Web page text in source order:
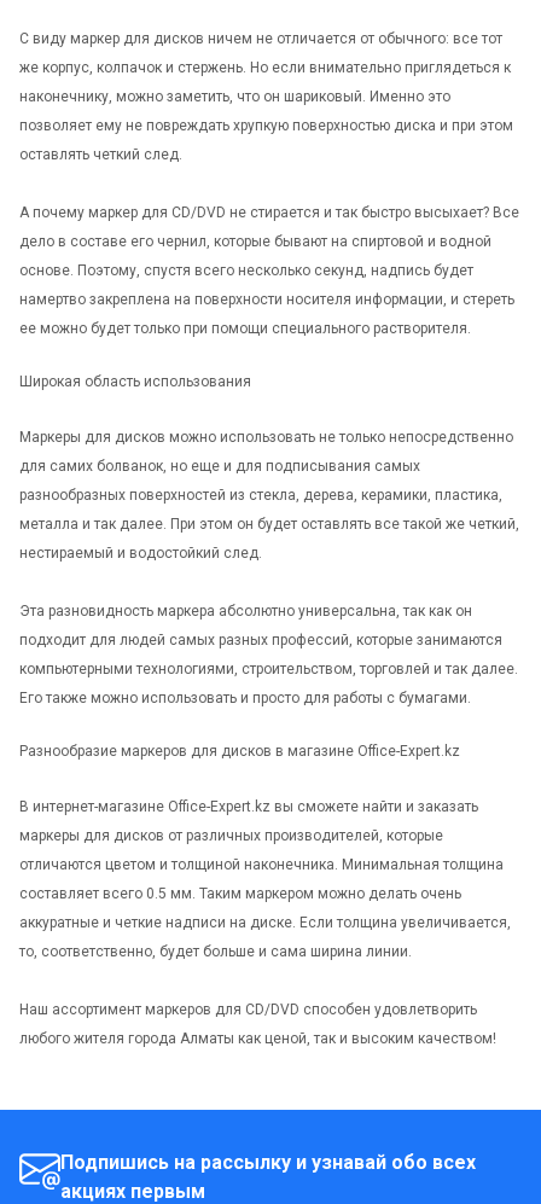
С виду маркер для дисков ничем не отличается от обычного: все тот
же корпус, колпачок и стержень. Но если внимательно приглядеться к
наконечнику, можно заметить, что он шариковый. Именно это
позволяет ему не повреждать хрупкую поверхностью диска и при этом
оставлять четкий след.
А почему маркер для CD/DVD не стирается и так быстро высыхает? Все
дело в составе его чернил, которые бывают на спиртовой и водной
основе. Поэтому, спустя всего несколько секунд, надпись будет
намертво закреплена на поверхности носителя информации, и стереть
ее можно будет только при помощи специального растворителя.
Широкая область использования
Маркеры для дисков можно использовать не только непосредственно
для самих болванок, но еще и для подписывания самых
разнообразных поверхностей из стекла, дерева, керамики, пластика,
металла и так далее. При этом он будет оставлять все такой же четкий,
нестираемый и водостойкий след.
Эта разновидность маркера абсолютно универсальна, так как он
подходит для людей самых разных профессий, которые занимаются
компьютерными технологиями, строительством, торговлей и так далее.
Его также можно использовать и просто для работы с бумагами.
Разнообразие маркеров для дисков в магазине Office-Expert.kz
В интернет-магазине Office-Expert.kz вы сможете найти и заказать
маркеры для дисков от различных производителей, которые
отличаются цветом и толщиной наконечника. Минимальная толщина
составляет всего 0.5 мм. Таким маркером можно делать очень
аккуратные и четкие надписи на диске. Если толщина увеличивается,
то, соответственно, будет больше и сама ширина линии.
Наш ассортимент маркеров для CD/DVD способен удовлетворить
любого жителя города Алматы как ценой, так и высоким качеством!
Подпишись на рассылку и узнавай обо всех
акциях первым